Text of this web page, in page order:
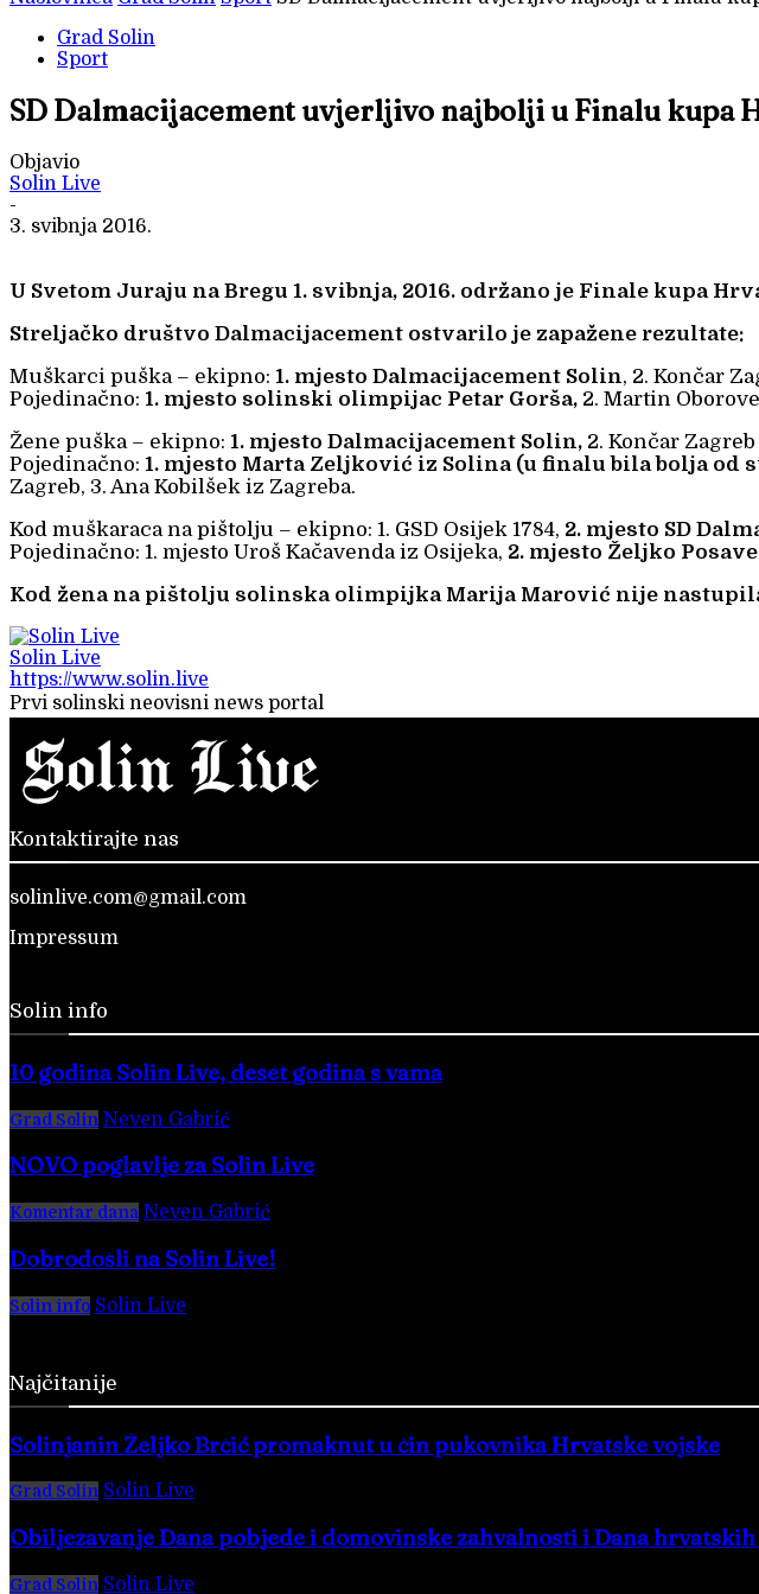
Grad Solin
Sport
SD Dalmacijacement uvjerljivo najbolji u Finalu kupa
Objavio
Solin Live
-
3. svibnja 2016.
U Svetom Juraju na Bregu 1. svibnja, 2016. održano je Finale kupa
Streljačko društvo Dalmacijacement ostvarilo je zapažene rezultate:
Muškarci puška – ekipno: 1. mjesto Dalmacijacement Solin, 2. Končar
Pojedinačno: 1. mjesto solinski olimpijac Petar Gorša, 2. Martin
Žene puška – ekipno: 1. mjesto Dalmacijacement Solin, 2. Končar
Pojedinačno: 1. mjesto Marta Zeljković iz Solina (u finalu bila bolja
Zagreb, 3. Ana Kobilšek iz Zagreba.
Kod muškaraca na pištolju – ekipno: 1. GSD Osijek 1784, 2. mjesto SD
Pojedinačno: 1. mjesto Uroš Kačavenda iz Osijeka, 2. mjesto Željko
Kod žena na pištolju solinska olimpijka Marija Marović nije
Solin Live
https://www.solin.live
Prvi solinski neovisni news portal
Kontaktirajte nas
solinlive.com@gmail.com
Impressum
Solin info
10 godina Solin Live, deset godina s vama
Grad Solin Neven Gabrić
NOVO poglavlje za Solin Live
Komentar dana Neven Gabrić
Dobrodošli na Solin Live!
Solin info Solin Live
Najčitanije
Solinjanin Željko Brčić promaknut u čin pukovnika Hrvatske vojske
Grad Solin Solin Live
Obilježavanje Dana pobjede i domovinske zahvalnosti i Dana
Grad Solin Solin Live